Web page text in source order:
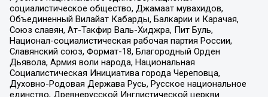
социалистическое общество, Джамаат мувахидов,
Объединенный Вилайат Кабарды, Балкарии и Карачая,
Союз славян, Ат-Такфир Валь-Хиджра, Пит Буль,
Национал-социалистическая рабочая партия России,
Славянский союз, Формат-18, Благородный Орден
Дьявола, Армия воли народа, Национальная
Социалистическая Инициатива города Череповца,
Духовно-Родовая Держава Русь, Русское национальное
единство, Древнерусской Инглистической церкви